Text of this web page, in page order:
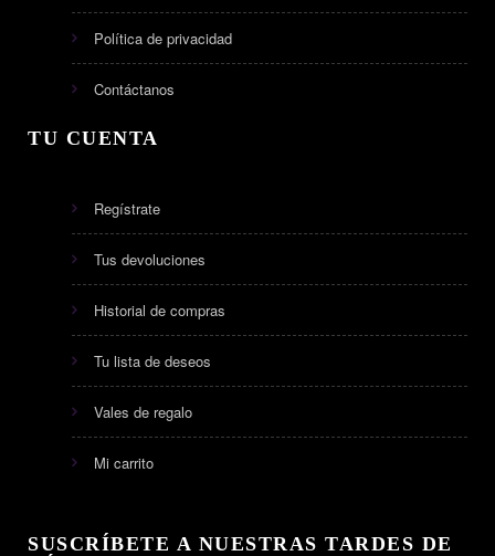
Política de privacidad
Contáctanos
TU CUENTA
Regístrate
Tus devoluciones
Historial de compras
Tu lista de deseos
Vales de regalo
Mi carrito
SUSCRÍBETE A NUESTRAS TARDES DE